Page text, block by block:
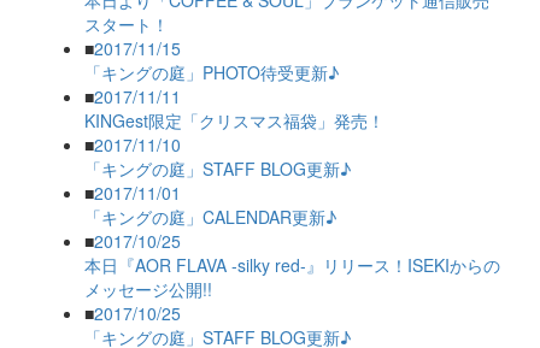
スタート！
■2017/11/15
「キングの庭」PHOTO待受更新♪
■2017/11/11
KINGest限定「クリスマス福袋」発売！
■2017/11/10
「キングの庭」STAFF BLOG更新♪
■2017/11/01
「キングの庭」CALENDAR更新♪
■2017/10/25
本日『AOR FLAVA -silky red-』リリース！ISEKIからの
メッセージ公開!!
■2017/10/25
「キングの庭」STAFF BLOG更新♪